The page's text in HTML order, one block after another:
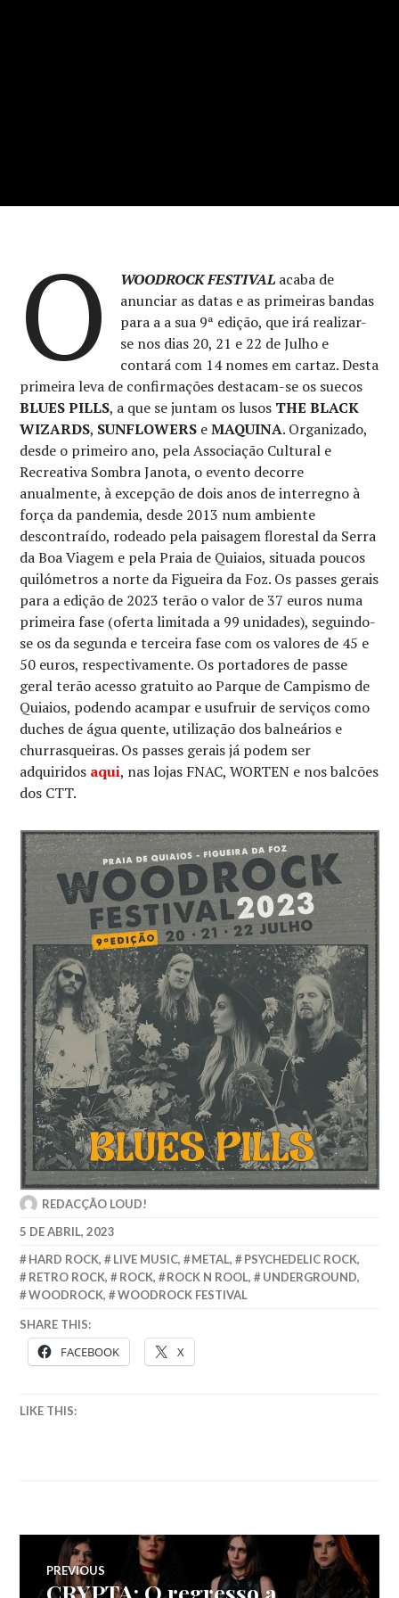
O WOODROCK FESTIVALacaba de
anunciar as datas e as primeiras bandas
para a a sua 9ª edição, que irá realizar-
se nos dias 20, 21 e 22 de Julho e
contará com 14 nomes em cartaz. Desta
primeira leva de confirmações destacam-se os suecos
BLUES PILLS, a que se juntam os lusos THE BLACK
WIZARDS, SUNFLOWERS eMAQUINA. Organizado,
desde o primeiro ano, pela Associação Cultural e
Recreativa Sombra Janota, o evento decorre
anualmente, à excepção de dois anos de interregno à
força da pandemia, desde 2013 num ambiente
descontraído, rodeado pela paisagem florestal da Serra
da Boa Viagem e pela Praia de Quiaios, situada poucos
quilómetros a norte da Figueira da Foz. Os passes gerais
para a edição de 2023 terão o valor de 37 euros numa
primeira fase (oferta limitada a 99 unidades), seguindo-
se os da segunda e terceira fase com os valores de 45 e
50 euros, respectivamente. Os portadores de passe
geral terão acesso gratuito ao Parque de Campismo de
Quiaios, podendo acampar e usufruir de serviços como
duches de água quente, utilização dos balneários e
churrasqueiras. Os passes gerais já podem ser
adquiridos aqui, nas lojas FNAC, WORTEN e nos balcões
dos CTT.
REDACÇÃO LOUD!
5 DE ABRIL, 2023
HARD ROCK, LIVE MUSIC, METAL, PSYCHEDELIC ROCK,
RETRO ROCK, ROCK, ROCK N ROOL, UNDERGROUND,
WOODROCK, WOODROCK FESTIVAL
SHARE THIS:
FACEBOOK X
LIKE THIS:
Navegação
PREVIOUS
Previous
CRYPTA: O regresso a